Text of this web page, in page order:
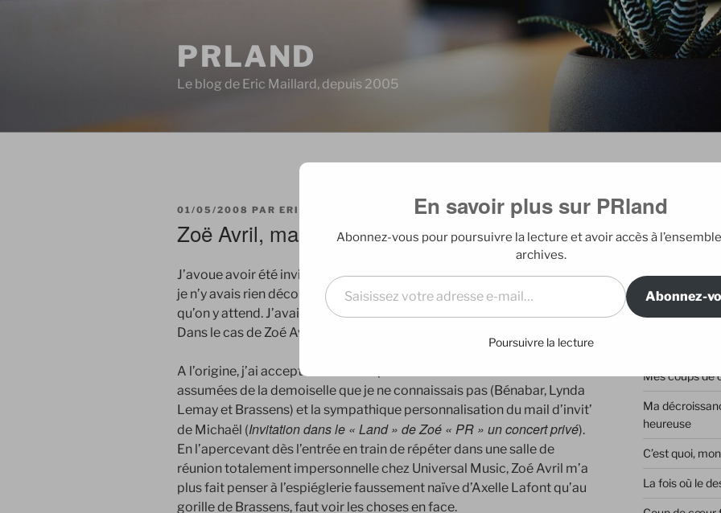
PRLAND
Le blog de Eric Maillard, depuis 2005
PUBLIÉ
01/05/2008 PAR ERIC
Zoë Avril, ma découverte du mois
J’avoue avoir été invité à quelques showcases dont je n’ai pas parlé ici :
je n’y avais rien découvert. Pas connu le coup de coeur et l’implication
qu’on y attend. J’avais du coup pensé ne jamais être invité de nouveau.
Dans le cas de Zoé Avril, c’est différent.
A l’origine, j’ai accepté l’invitation pour 2 raisons : les références
assumées de la demoiselle que je ne connaissais pas (Bénabar, Lynda
Lemay et Brassens) et la sympathique personnalisation du mail d’invit’
de Michaël (Invitation dans le « Land » de Zoé « PR » un concert privé).
En l’apercevant dès l’entrée en train de répéter dans une salle de
réunion totalement impersonnelle chez Universal Music, Zoé Avril m’a
plus fait penser à l’espiéglerie faussement naïve d’Axelle Lafont qu’au
gorille de Brassens, faut voir les choses en face.
EDITO
Blog édité par
Mes coups de
Ma
heureuse
C’est quoi,
La fois où le
En savoir plus sur PRland
Abonnez-vous pour poursuivre la lecture et avoir accès à
archives.
Saisissez votre adresse e-mail…
Abonnez-
Poursuivre la lecture